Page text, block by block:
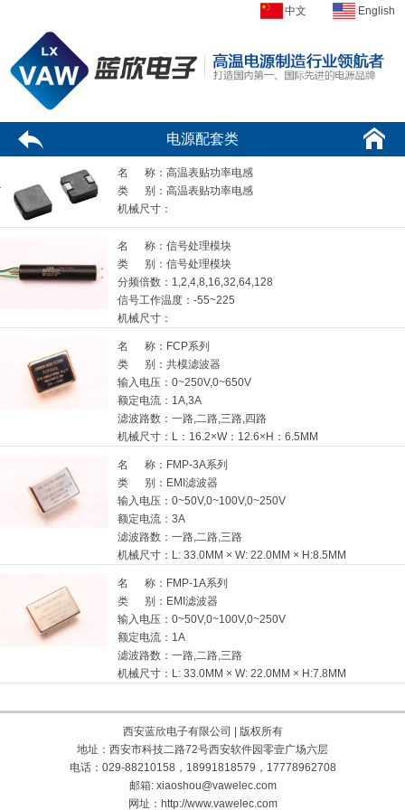
中文 English
电源配套类
名 称：高温表贴功率电感
类 别：高温表贴功率电感
机械尺寸：
名 称：信号处理模块
类 别：信号处理模块
分频倍数： 1,2,4,8,16,32,64,128
信号工作温度： -55~225
机械尺寸：
名 称：FCP系列
类 别：共模滤波器
输入电压： 0~250V,0~650V
额定电流： 1A,3A
滤波路数： 一路,二路,三路,四路
机械尺寸： L：16.2×W：12.6×H：6.5MM
名 称：FMP-3A系列
类 别：EMI滤波器
输入电压： 0~50V,0~100V,0~250V
额定电流： 3A
滤波路数： 一路,二路,三路
机械尺寸： L: 33.0MM × W: 22.0MM × H:8.5MM
名 称：FMP-1A系列
类 别：EMI滤波器
输入电压： 0~50V,0~100V,0~250V
额定电流： 1A
滤波路数： 一路,二路,三路
机械尺寸： L: 33.0MM × W: 22.0MM × H:7.8MM
西安蓝欣电子有限公司 | 版权所有
地址：西安市科技二路72号西安软件园零壹广场六层
电话：029-88210158，18991818579，17778962708
邮箱: xiaoshou@vawelec.com
网址：http://www.vawelec.com